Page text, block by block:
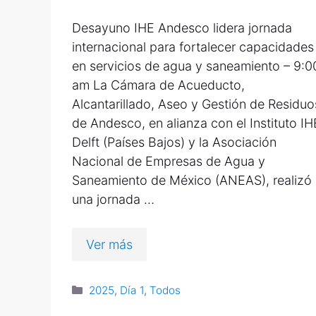
Desayuno IHE Andesco lidera jornada
internacional para fortalecer capacidades
en servicios de agua y saneamiento –
am La Cámara de Acueducto,
Alcantarillado, Aseo y Gestión de
de Andesco, en alianza con el Instituto
Delft (Países Bajos) y la Asociación
Nacional de Empresas de Agua y
Saneamiento de México (ANEAS), realizó
una jornada …
Ver más
2025, Día 1,Todos